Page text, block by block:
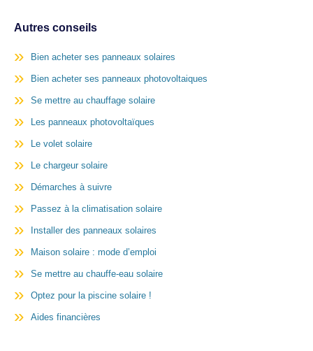
Autres conseils
Bien acheter ses panneaux solaires
Bien acheter ses panneaux photovoltaiques
Se mettre au chauffage solaire
Les panneaux photovoltaïques
Le volet solaire
Le chargeur solaire
Démarches à suivre
Passez à la climatisation solaire
Installer des panneaux solaires
Maison solaire : mode d’emploi
Se mettre au chauffe-eau solaire
Optez pour la piscine solaire !
Aides financières